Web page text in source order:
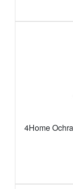
4Home